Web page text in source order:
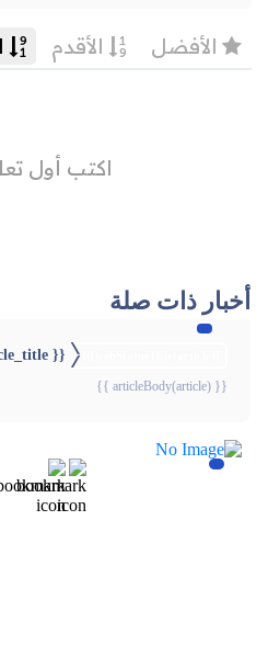
أخبار ذات صلة
{{ article.article_title }}
{{ articleBody(article) }}